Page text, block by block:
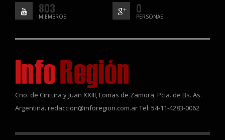
803
MIEMBROS
0
PERSONAS
Cno. de Cintura y Juan XXIII, Lomas de Zamora, Pcia. de Bs. As.
Argentina. redaccion@inforegion.com.ar Tel: 54-11-4283-0062